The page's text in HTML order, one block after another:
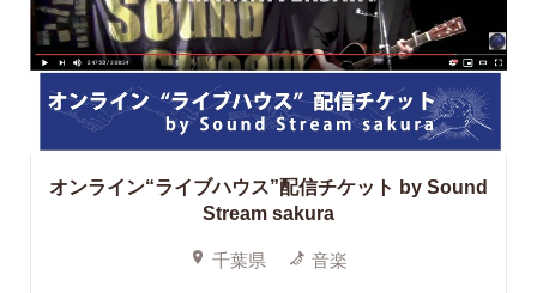
オンライン“ライブハウス”配信チケット by Sound
Stream sakura
千葉県 音楽